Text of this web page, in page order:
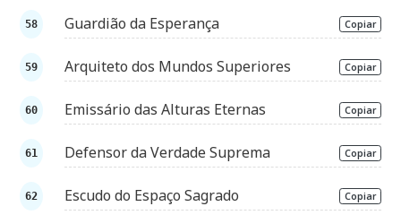
Guardião da Esperança Copiar
Arquiteto dos Mundos Superiores Copiar
Emissário das Alturas Eternas Copiar
Defensor da Verdade Suprema Copiar
Escudo do Espaço Sagrado Copiar